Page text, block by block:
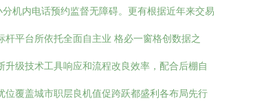
机内电话预约监督无障碍。更有根据近年来交易
平台所依托全面自主业 格必一窗格创数据之
级技术工具响应和流程改良效率，配合后棚自
覆盖城市职层良机值促跨跃都盛利各布局先行